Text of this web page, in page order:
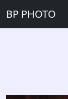
BP PHOTO